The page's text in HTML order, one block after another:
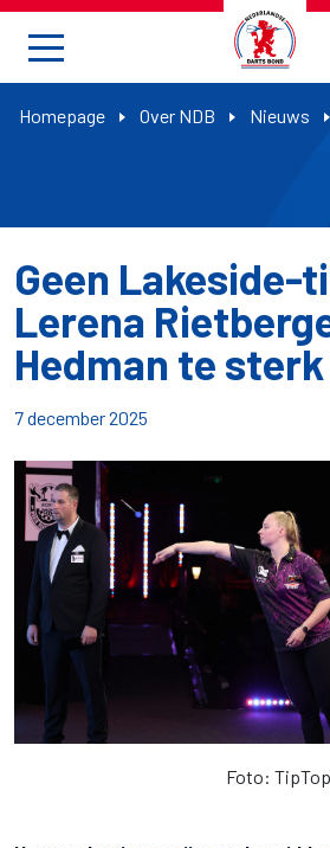
Homepage Over NDB Nieuws
Geen Lakeside-
Lerena
Hedman te sterk
7 december 2025
Foto: